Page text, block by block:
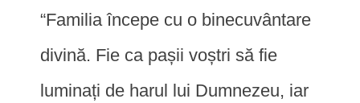
“Familia începe cu o binecuvântare
divină. Fie ca pașii voștri să fie
luminați de harul lui Dumnezeu, iar